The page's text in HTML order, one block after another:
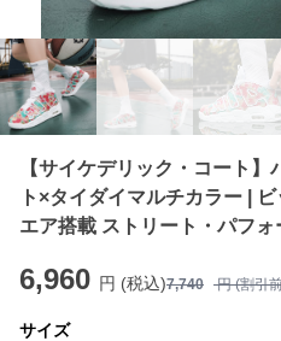
【サイケデリック・コート
ト×タイダイマルチカラー |
エア搭載 ストリート・パフォ
6,960 円 (税込)7,740 円 (割引
サイズ